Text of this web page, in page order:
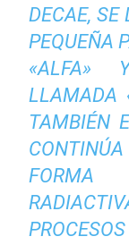
DECAE, SE
PEQUEÑA
«ALFA»
LLAMADA
TAMBIÉN
CONTINÚA
FORMA